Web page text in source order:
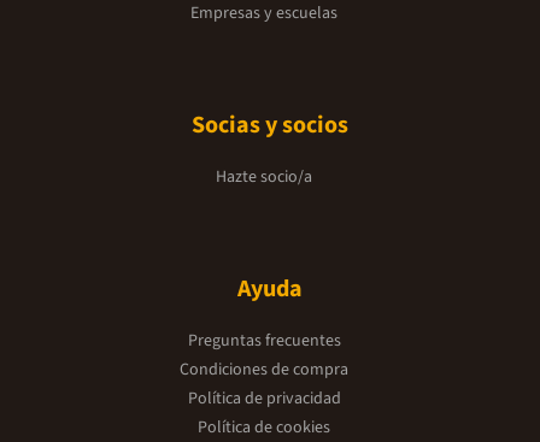
Empresas y escuelas
Socias y socios
Hazte socio/a
Ayuda
Preguntas frecuentes
Condiciones de compra
Política de privacidad
Política de cookies